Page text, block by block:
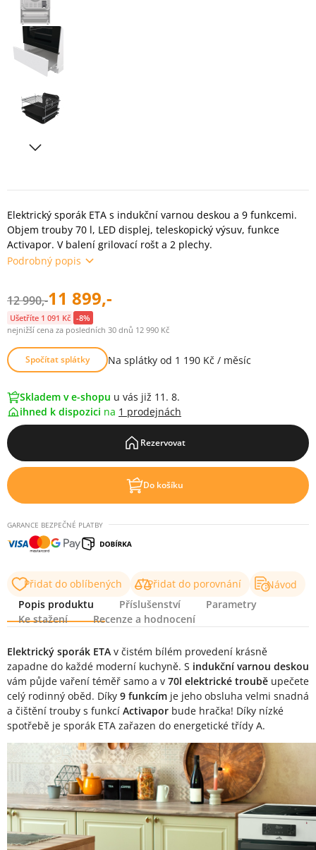
Elektrický sporák ETA s indukční varnou deskou a 9 funkcemi.
Objem trouby 70 l, LED displej, teleskopický výsuv, funkce
Activapor. V balení grilovací rošt a 2 plechy.
Podrobný popis
12 990,-11 899,-
Ušetříte 1 091 Kč -8%
nejnižší cena za posledních 30 dnů 12 990 Kč
Spočítat splátky Na splátky od 1 190 Kč / měsíc
Skladem v e-shopu u vás již 11. 8.
ihned k dispozici na 1 prodejnách
Rezervovat
Do košíku
GARANCE BEZPEČNÉ PLATBY
Přidat do oblíbených Přidat do porovnání
Návod
Popis produktu
Příslušenství
Parametry
Ke stažení
Recenze a hodnocení
Popis produktu
Elektrický sporák ETA v čistém bílém provedení krásně
zapadne do každé moderní kuchyně. S indukční varnou deskou
vám půjde vaření téměř samo a v 70l elektrické troubě upečete
celý rodinný oběd. Díky 9 funkcím je jeho obsluha velmi snadná
a čištění trouby s funkcí Activapor bude hračka! Díky nízké
spotřebě je sporák ETA zařazen do energetické třídy A.